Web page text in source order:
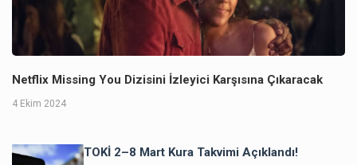
Netflix Missing You Dizisini İzleyici Karşısına Çıkaracak
4 Ekim 2024
TOKİ 2–8 Mart Kura Takvimi Açıklandı!